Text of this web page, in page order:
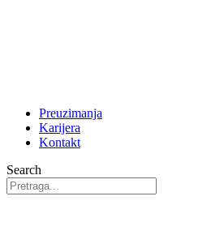
Preuzimanja
Karijera
Kontakt
Search